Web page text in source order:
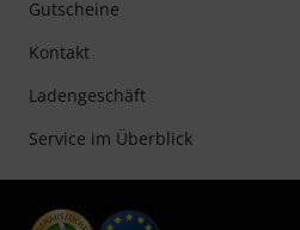
Gutscheine
Kontakt
Ladengeschäft
Service im Überblick